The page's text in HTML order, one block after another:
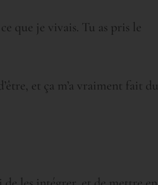
que je vivais. Tu as pris le
et ça m’a vraiment fait du